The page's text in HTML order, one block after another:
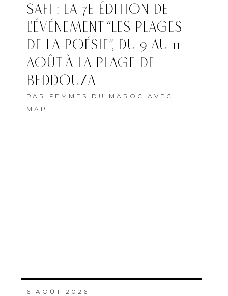
SAFI : LA 7E ÉDITION DE
L’ÉVÉNEMENT “LES PLAGES
DE LA POÉSIE”, DU 9 AU 11
AOÛT À LA PLAGE DE
BEDDOUZA
PAR FEMMES DU MAROC AVEC
MAP
6 AOÛT 2026